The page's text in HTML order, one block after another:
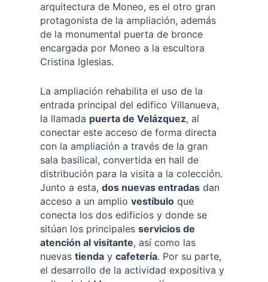
arquitectura de Moneo, es el otro gran
protagonista de la ampliación, además
de la monumental puerta de bronce
encargada por Moneo a la escultora
Cristina Iglesias.
La ampliación rehabilita el uso de la
entrada principal del edifico Villanueva,
la llamada puerta de Velázquez, al
conectar este acceso de forma directa
con la ampliación a través de la gran
sala basilical, convertida en hall de
distribución para la visita a la colección.
Junto a esta, dos nuevas entradasdan
acceso a un amplio vestíbuloque
conecta los dos edificios y donde se
sitúan los principales servicios de
atención al visitante, así como las
nuevas tienday cafetería. Por su parte,
el desarrollo de la actividad expositiva y